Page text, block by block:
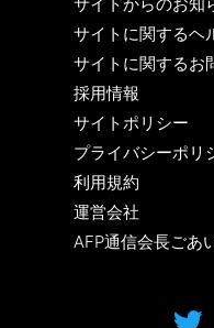
サイトに関するヘ
サイトに関するお
採用情報
サイトポリシー
プライバシーポリ
利用規約
運営会社
AFP通信会長ごあ